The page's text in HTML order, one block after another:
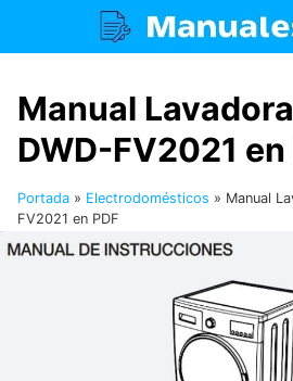
Manual
DWD-FV2021 en
Portada » Electrodomésticos » Manual
FV2021 en PDF